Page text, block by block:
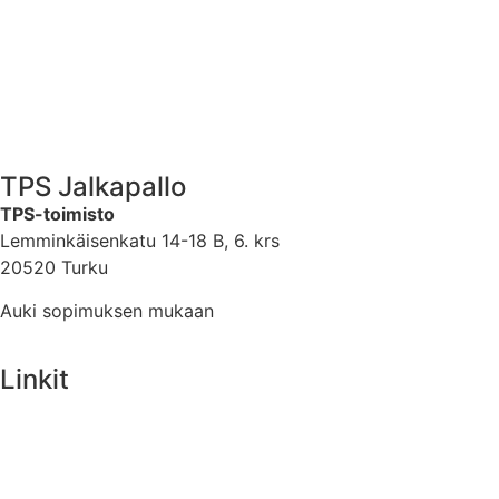
TPS Jalkapallo
TPS-toimisto
Lemminkäisenkatu 14-18 B, 6. krs
20520 Turku
Auki sopimuksen mukaan
Linkit